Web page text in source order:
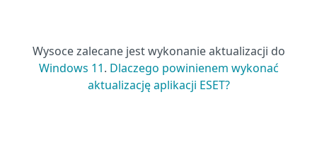
Wysoce zalecane jest wykonanie aktualizacji do
Windows 11. Dlaczego powinienem wykonać
aktualizację aplikacji ESET?